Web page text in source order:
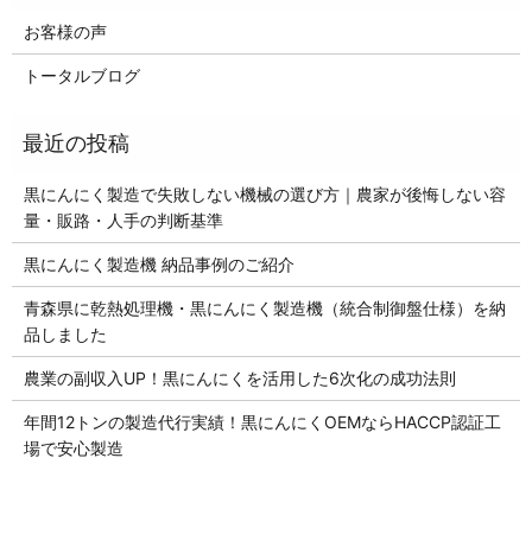
お客様の声
トータルブログ
黒にんにく製造で失敗しない機械の選び方｜農家が後悔しない容
量・販路・人手の判断基準
黒にんにく製造機 納品事例のご紹介
青森県に乾熱処理機・黒にんにく製造機（統合制御盤仕様）を納
品しました
農業の副収入UP！黒にんにくを活用した6次化の成功法則
年間12トンの製造代行実績！黒にんにくOEMならHACCP認証工
場で安心製造